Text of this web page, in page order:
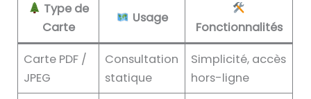
Type de
Carte
Usage
Fonctionnalités
Carte PDF /
JPEG
Consultation
statique
Simplicité, accès
hors-ligne